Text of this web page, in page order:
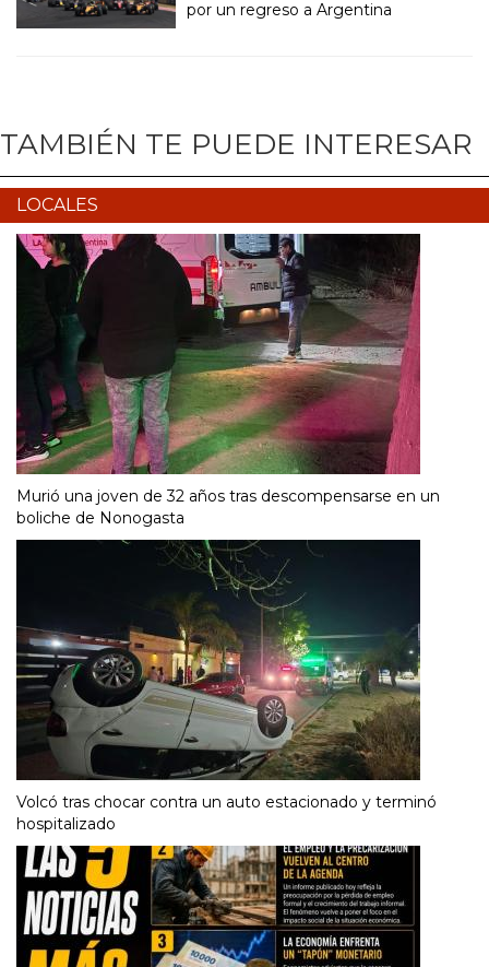
por un regreso a Argentina
TAMBIÉN TE PUEDE INTERESAR
LOCALES
Murió una joven de 32 años tras descompensarse en un
boliche de Nonogasta
Volcó tras chocar contra un auto estacionado y terminó
hospitalizado